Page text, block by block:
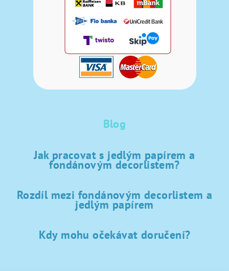
Blog
Jak pracovat s jedlým papírem a
fondánovým decorlistem?
Rozdíl mezi fondánovým decorlistem a
jedlým papírem
Kdy mohu očekávat doručení?